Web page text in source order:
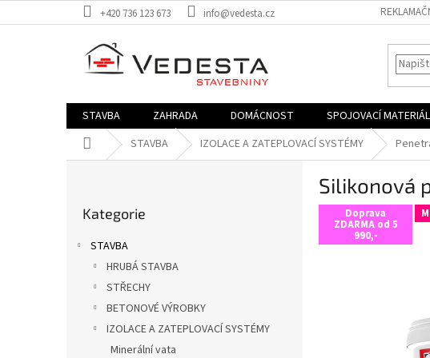
na
+420 736 123 673 info@vedesta.cz
STAVBA ZAHRADA DOMÁCNOST SPOJOVACÍ MATERIÁL
Domů STAVBA IZOLACE A ZATEPLOVACÍ SYSTÉMY
kategorie
Kategorie
STAVBA
HRUBÁ STAVBA
STŘECHY
BETONOVÉ VÝROBKY
IZOLACE A ZATEPLOVACÍ SYSTÉMY
Minerální vata
Silikonová
Doprava
ZDARMA od 5
990,-